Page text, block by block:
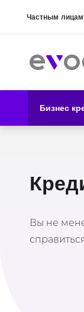
Частным лицам
Бизнес
Вы не